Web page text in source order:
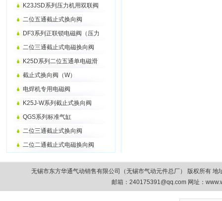
K23JSD系列压力机用双联阀
二位五通截止式换向阀
DF3系列正联锁电磁阀（压力
二位三通截止式电磁换向阀
K25D系列二位五通单电磁滑
截止式换向阀（W）
电焊机专用电磁阀
K25J-W系列截止式换向阀
QGS系列标准气缸
二位三通截止式换向阀
二位二通截止式电磁换向阀
无锡市东方华通气动销售有限公司（无锡市气动元件总厂） 版权所有
邮箱：240175391@qq.com 网址：